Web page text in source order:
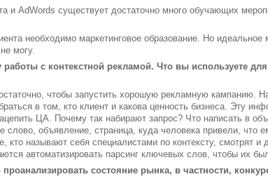
и AdWords существует достаточно много обучающих
необходимо маркетинговое образование. Но
могу.
работы с контекстной рекламой. Что вы используете
чтобы запустить хорошую рекламную кампанию.
в том, кто клиент и какова ценность бизнеса. Эту
ЦА. Почему так набирают запрос? Что написать в
слово, объявление, страница, куда человека привели,
кто называют себя специалистами по контексту, смотрят
автоматизировать парсинг ключевых слов, чтобы их
состояние рынка, в частности,